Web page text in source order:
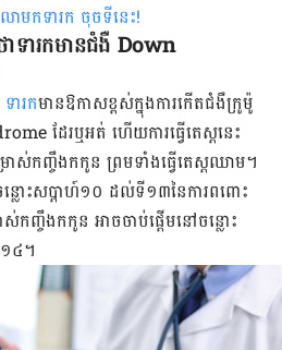
មកទារក ចុចទីនេះ!
ថា​ទារក​មាន​ជំងឺ Down
ទារក​មាន​ឱកាស​ខ្ពស់​ក្នុង​ការ​កើត​ជំងឺ​ក្រូម៉ូ
ដែរ​ឬ​អត់ ហើយ​ការ​ធ្វើ​តេស្ត​នេះ
ស់កញ្ចឹងកកូន​ ព្រម​ទាំង​ធ្វើ​តេស្ត​ឈាម។
ន្លោះ​សប្តាហ៍​១០ ដល់​ទី​១៣​នៃ​ការ​ពពោះ
ញ្ចឹងកកូន​ អាច​ចាប់ផ្តើម​នៅ​ចន្លោះ​
៤។